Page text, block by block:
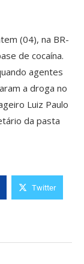
(04), na BR-
de cocaína.
agentes
a droga no
Luiz Paulo
da pasta
Twitter